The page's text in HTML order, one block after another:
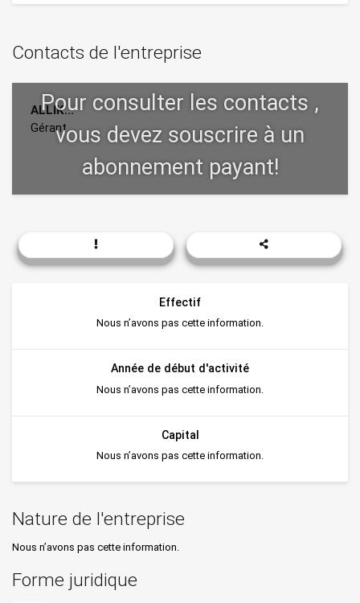
Mousse polyuréthane pour ameublement
Peintures et vernis
Pièces de rechange en caoutchouc pour vé...
Plaques , bandes et matières en caoutcho...
Produits cosmétiques
Produits d'isolation en verre
Produits de la transformation du verre p...
Quincaillerie en caoutchouc
Tuyaux et joints en caoutchouc
Contacts de l'entreprise
ALLIK...
Gérant
Effectif
Nous n’avons pas cette information.
Année de début d'activité
Nous n’avons pas cette information.
Capital
Nous n’avons pas cette information.
Nature de l'entreprise
Nous n’avons pas cette information.
Forme juridique